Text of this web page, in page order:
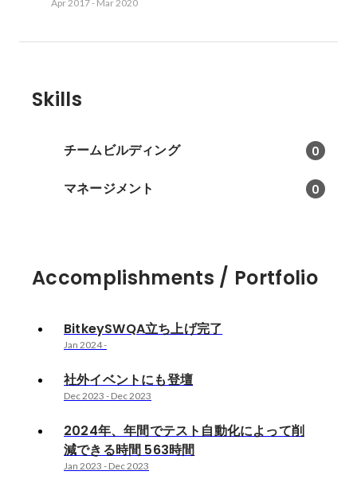
Apr 2017- Mar 2020
Skills
チームビルディング 0
マネージメント 0
Accomplishments / Portfolio
BitkeySWQA立ち上げ完了
Jan 2024-
社外イベントにも登壇
Dec 2023 - Dec 2023
2024年、年間でテスト自動化によって削
減できる時間 563時間
Jan 2023 - Dec 2023